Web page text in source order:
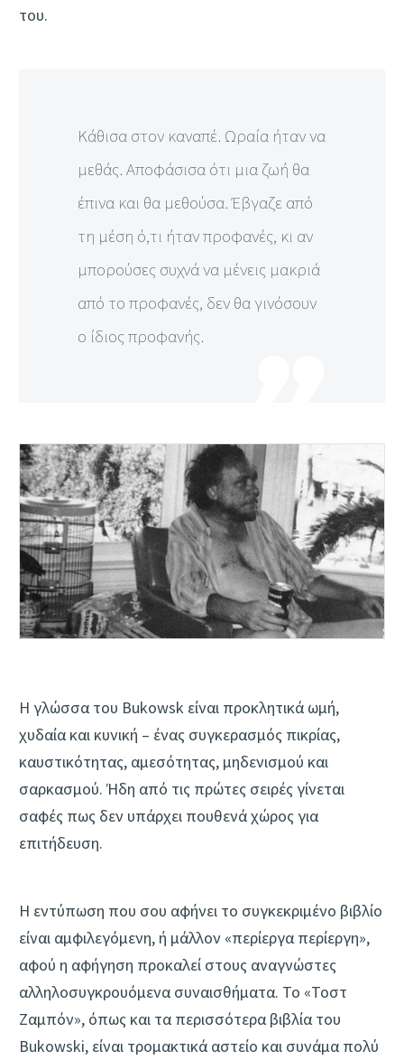
του.
Κάθισα στον καναπέ. Ωραία ήταν να
μεθάς. Αποφάσισα ότι μια ζωή θα
έπινα και θα μεθούσα. Έβγαζε από
τη μέση ό,τι ήταν προφανές, κι αν
μπορούσες συχνά να μένεις μακριά
από το προφανές, δεν θα γινόσουν
ο ίδιος προφανής.
Η γλώσσα του Bukowsk είναι προκλητικά ωμή,
χυδαία και κυνική – ένας συγκερασμός πικρίας,
καυστικότητας, αμεσότητας, μηδενισμού και
σαρκασμού. Ήδη από τις πρώτες σειρές γίνεται
σαφές πως δεν υπάρχει πουθενά χώρος για
επιτήδευση.
Η εντύπωση που σου αφήνει το συγκεκριμένο βιβλίο
είναι αμφιλεγόμενη, ή μάλλον «περίεργα περίεργη»,
αφού η αφήγηση προκαλεί στους αναγνώστες
αλληλοσυγκρουόμενα συναισθήματα. Το «Τοστ
Ζαμπόν», όπως και τα περισσότερα βιβλία του
Bukowski, είναι τρομακτικά αστείο και συνάμα πολύ